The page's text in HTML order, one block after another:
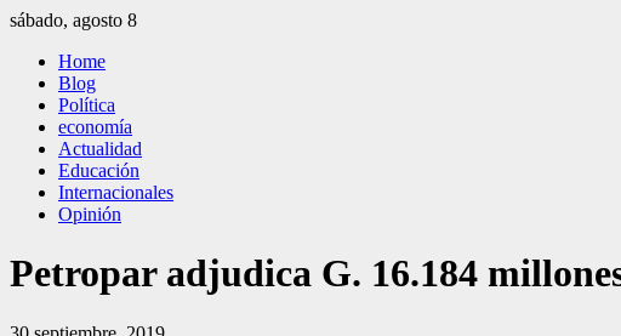
Saltar
contenido
sábado, agosto 8
El Independiente
El independiente Libre y Transparente
Home
Blog
Política
economía
Actualidad
Educación
Internacionales
Opinión
Petropar adjudica G. 16.184